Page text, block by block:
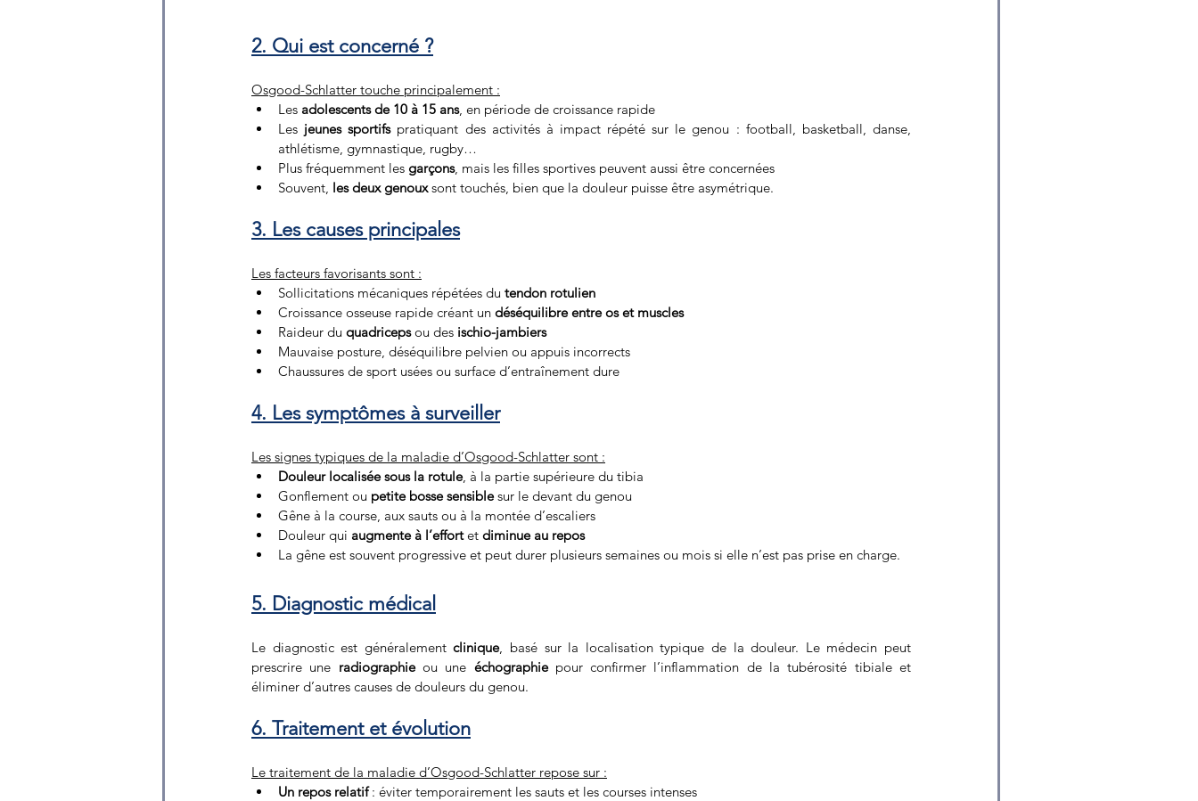
2. Qui est concerné ?
Osgood-Schlatter touche principalement :
Les adolescents de 10 à 15 ans, en période de croissance rapide
Les jeunes sportifs pratiquant des activités à impact répété sur le genou : football, basketball, danse,
athlétisme, gymnastique, rugby…
Plus fréquemment les garçons, mais les filles sportives peuvent aussi être concernées
Souvent, les deux genoux sont touchés, bien que la douleur puisse être asymétrique.
3. Les causes principales
Les facteurs favorisants sont :
Sollicitations mécaniques répétées du tendon rotulien
Croissance osseuse rapide créant un déséquilibre entre os et muscles
Raideur du quadriceps ou des ischio-jambiers
Mauvaise posture, déséquilibre pelvien ou appuis incorrects
Chaussures de sport usées ou surface d’entraînement dure
4. Les symptômes à surveiller
Les signes typiques de la maladie d’Osgood-Schlatter sont :
Douleur localisée sous la rotule, à la partie supérieure du tibia
Gonflement ou petite bosse sensible sur le devant du genou
Gêne à la course, aux sauts ou à la montée d’escaliers
Douleur qui augmente à l’effort et diminue au repos
La gêne est souvent progressive et peut durer plusieurs semaines ou mois si elle n’est pas prise en charge.
5. Diagnostic médical
Le diagnostic est généralement clinique, basé sur la localisation typique de la douleur. Le médecin peut
prescrire une radiographie ou une échographie pour confirmer l’inflammation de la tubérosité tibiale et
éliminer d’autres causes de douleurs du genou.
6. Traitement et évolution
Le traitement de la maladie d’Osgood-Schlatter repose sur :
Un repos relatif : éviter temporairement les sauts et les courses intenses